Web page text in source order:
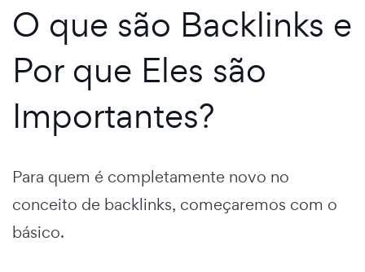
O que são Backlinks e
Por que Eles são
Importantes?
Para quem é completamente novo no
conceito de backlinks, começaremos com o
básico.